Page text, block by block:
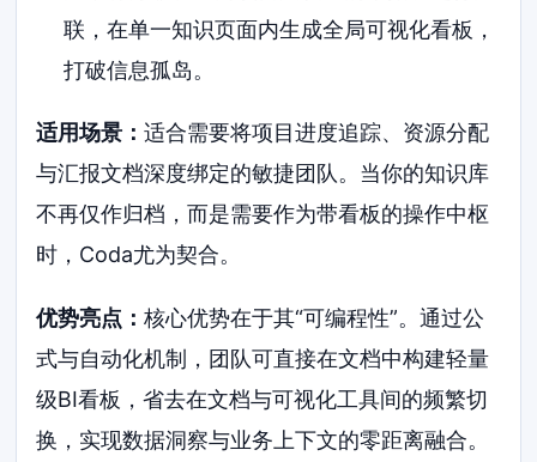
联，在单一知识页面内生成全局可视化看板，
打破信息孤岛。
适用场景：适合需要将项目进度追踪、资源分配
与汇报文档深度绑定的敏捷团队。当你的知识库
不再仅作归档，而是需要作为带看板的操作中枢
时，Coda尤为契合。
优势亮点：核心优势在于其“可编程性”。通过公
式与自动化机制，团队可直接在文档中构建轻量
级BI看板，省去在文档与可视化工具间的频繁切
换，实现数据洞察与业务上下文的零距离融合。